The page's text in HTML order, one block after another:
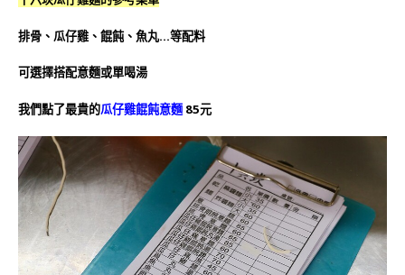
排骨、瓜仔雞、餛飩、魚丸…等配料
可選擇搭配意麵或單喝湯
我們點了最貴的瓜仔雞餛飩意麵 85元